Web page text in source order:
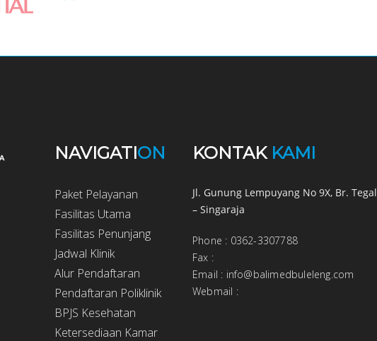
NAVIGATION
Paket Pelayanan
Fasilitas Utama
Fasilitas Penunjang
Jadwal Klinik
Alur Pendaftaran
Pendaftaran Poliklinik
BPJS Kesehatan
Ketersediaan Kamar
KONTAK KAMI
Jl. Gunung Lempuyang No 9X, Br. Tegal
– Singaraja
Phone : 0362-3307788
Fax :
Email : info@balimedbuleleng.com
Webmail :